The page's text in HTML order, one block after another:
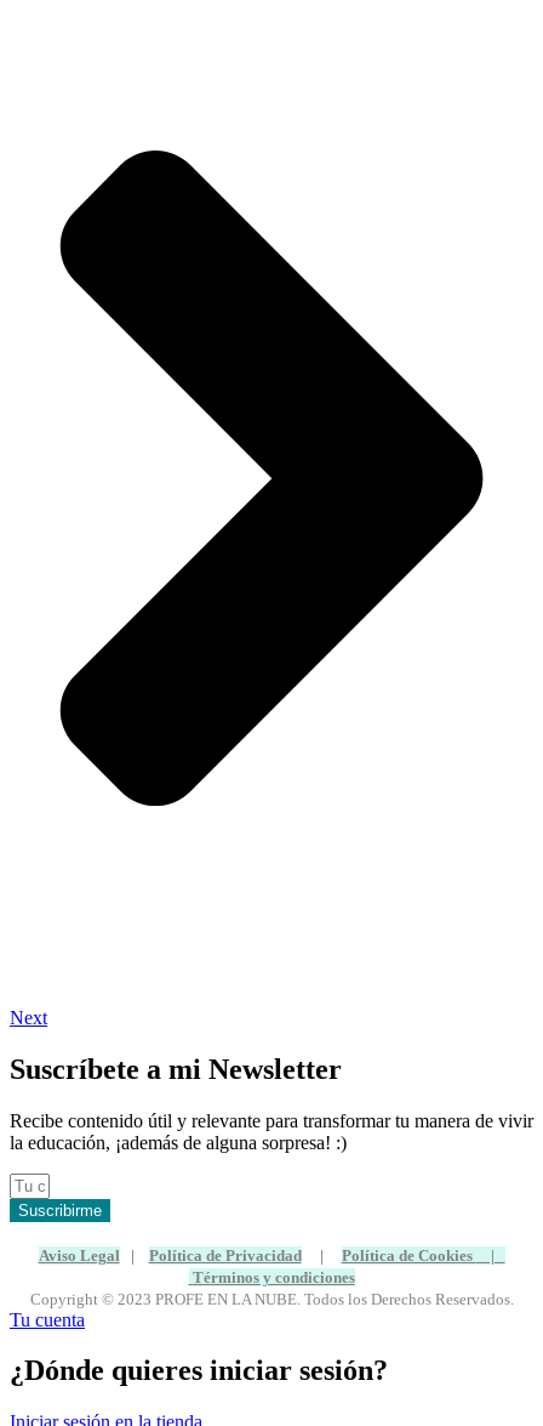
Next
Suscríbete a mi Newsletter
Recibe contenido útil y relevante para transformar tu manera de vivir
la educación, ¡además de alguna sorpresa! :)
Suscribirme
Aviso Legal | Política de Privacidad | Política de Cookies
|
Términos y condiciones
Copyright © 2023 PROFE EN LA NUBE. Todos los Derechos Reservados.
Tu cuenta
¿Dónde quieres iniciar sesión?